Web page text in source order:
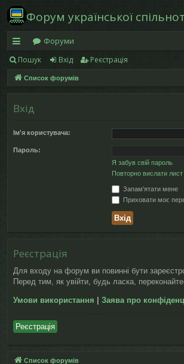
Форум української
в
и
Форуми
Пошук Вхід Реєстрація
Список форумів
Вхід
Ім'я користувача:
Пароль:
Я забув свій пароль
Повторно вислати лист
Запам'ятати мене
Приховати моє
Реєстрація
Для входу на форум ви повинні бути
Перед тим, як увійти, будь ласка,
Умови використання | Заява про
Реєстрація
Список форумів